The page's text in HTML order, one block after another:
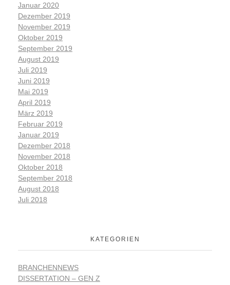
Januar 2020
Dezember 2019
November 2019
Oktober 2019
September 2019
August 2019
Juli 2019
Juni 2019
Mai 2019
April 2019
März 2019
Februar 2019
Januar 2019
Dezember 2018
November 2018
Oktober 2018
September 2018
August 2018
Juli 2018
KATEGORIEN
BRANCHENNEWS
DISSERTATION – GEN Z